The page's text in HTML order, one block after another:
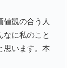
値観の合う人
なに私のこと
思います。本